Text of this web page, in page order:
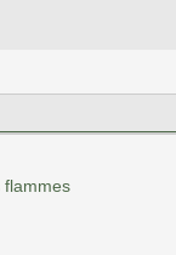
flammes